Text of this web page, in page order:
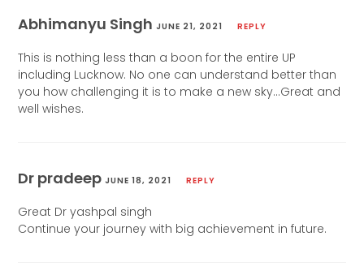
Abhimanyu SinghJUNE 21, 2021 REPLY
This is nothing less than a boon for the entire UP
including Lucknow. No one can understand better than
you how challenging it is to make a new sky…Great and
well wishes.
Dr pradeepJUNE 18, 2021 REPLY
Great Dr yashpal singh
Continue your journey with big achievement in future.